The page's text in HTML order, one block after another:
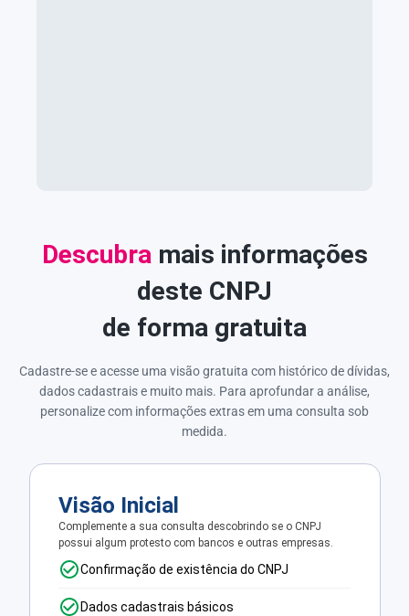
Descubra mais informações
deste CNPJ
de forma gratuita
Cadastre-se e acesse uma visão gratuita com histórico de dívidas,
dados cadastrais e muito mais. Para aprofundar a análise,
personalize com informações extras em uma consulta sob
medida.
Visão Inicial
Complemente a sua consulta descobrindo se o CNPJ
possui algum protesto com bancos e outras empresas.
Confirmação de existência do CNPJ
Dados cadastrais básicos